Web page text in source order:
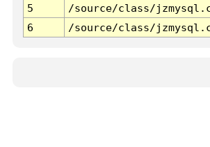
5
/source/class/
6
/source/class/